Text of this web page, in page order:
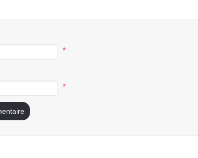
*
*